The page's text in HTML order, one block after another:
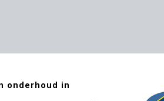
onderhoud in